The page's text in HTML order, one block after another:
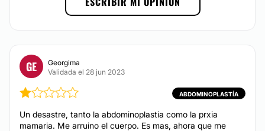
GE
Georgima
Validada el 28 jun 2023
ABDOMINOPLASTÍA
Un desastre, tanto la abdominoplastia como la prxia
mamaria. Me arruino el cuerpo. Es mas, ahora que me